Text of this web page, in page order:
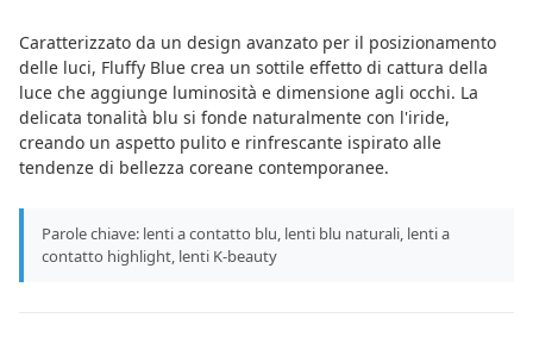
Caratterizzato da un design avanzato per il posizionamento
delle luci, Fluffy Blue crea un sottile effetto di cattura della
luce che aggiunge luminosità e dimensione agli occhi. La
delicata tonalità blu si fonde naturalmente con l'iride,
creando un aspetto pulito e rinfrescante ispirato alle
tendenze di bellezza coreane contemporanee.
Parole chiave: lenti a contatto blu, lenti blu naturali, lenti a
contatto highlight, lenti K-beauty